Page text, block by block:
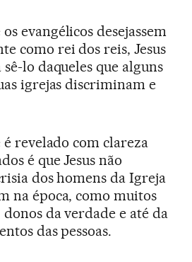
evangélicos desejassem
como rei dos reis, Jesus
lo daqueles que alguns
igrejas discriminam e
é revelado com clareza
é que Jesus não
dos homens da Igreja
na época, como muitos
da verdade e até da
das pessoas.